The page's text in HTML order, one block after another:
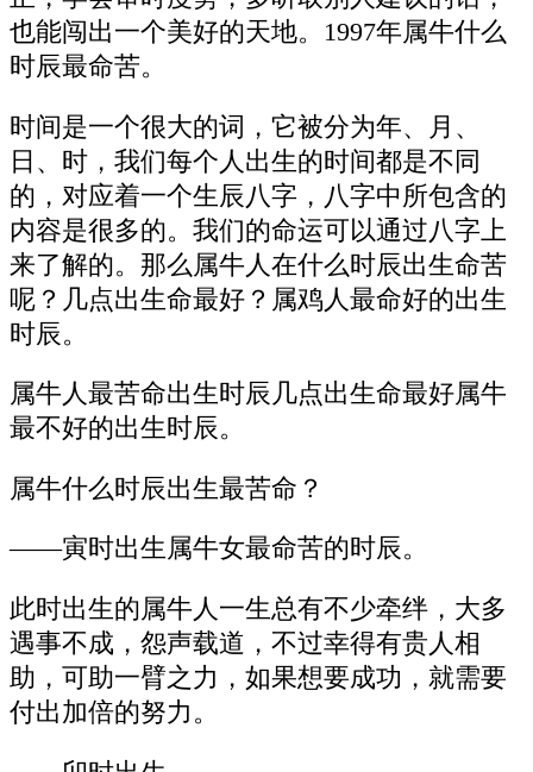
也能闯出一个美好的天地。1997年属牛什么
时辰最命苦。
时间是一个很大的词，它被分为年、月、
日、时，我们每个人出生的时间都是不同
的，对应着一个生辰八字，八字中所包含的
内容是很多的。我们的命运可以通过八字上
来了解的。那么属牛人在什么时辰出生命苦
呢？几点出生命最好？属鸡人最命好的出生
时辰。
属牛人最苦命出生时辰几点出生命最好属牛
最不好的出生时辰。
属牛什么时辰出生最苦命？
——寅时出生属牛女最命苦的时辰。
此时出生的属牛人一生总有不少牵绊，大多
遇事不成，怨声载道，不过幸得有贵人相
助，可助一臂之力，如果想要成功，就需要
付出加倍的努力。